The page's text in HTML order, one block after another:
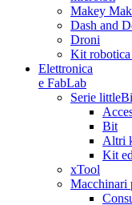
Makey
Dash and
Droni
Kit robotica
Elettronica
e FabLab
Serie
Bit
Altri
Kit
xTool
Macchinari